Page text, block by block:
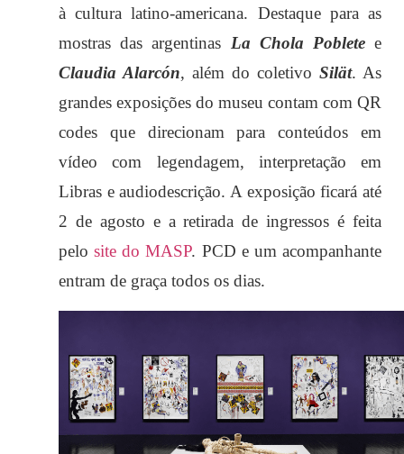
à cultura latino-americana. Destaque para as
mostras das argentinas La Chola Pobletee
Claudia Alarcón, além do coletivo Silät. As
grandes exposições do museu contam com QR
codes que direcionam para conteúdos em
vídeo com legendagem, interpretação em
Libras e audiodescrição. A exposição ficará até
2 de agosto e a retirada de ingressos é feita
pelosite do MASP. PCD e um acompanhante
entram de graça todos os dias.